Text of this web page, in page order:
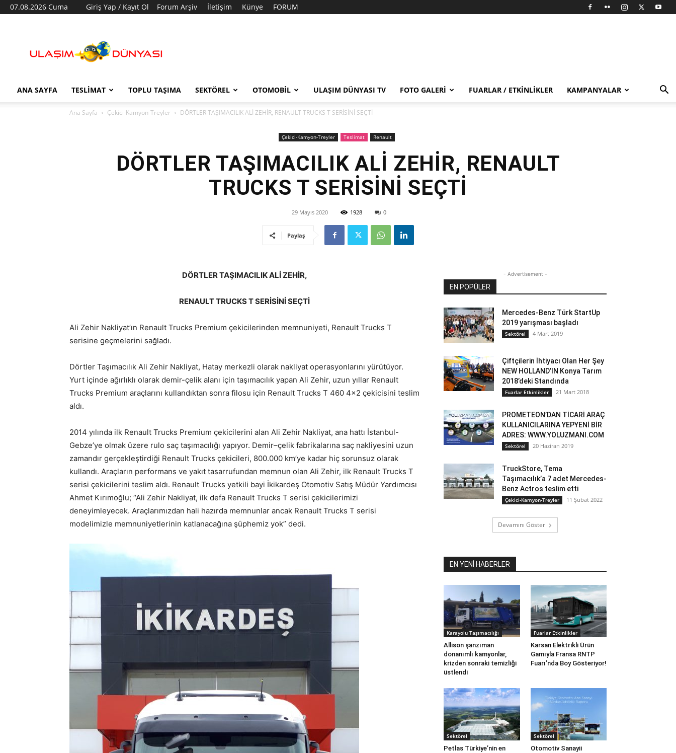
07.08.2026 Cuma Giriş Yap / Kayıt Ol Forum Arşiv İletişim Künye FORUM
Dünyası
ANA SAYFA TESLIMAT TOPLU TAŞIMA SEKTÖREL OTOMOBIL ULAŞIM DÜNYASI TV FOTO GALERI FUARLAR / ETKINLIKLER KAMPANYALAR
Ana Sayfa Çekici-Kamyon-Treyler DÖRTLER TAŞIMACILIK ALİ ZEHİR, RENAULT TRUCKS T SERİSİNİ SEÇTİ
Çekici-Kamyon-Treyler Teslimat Renault
DÖRTLER TAŞIMACILIK ALİ ZEHİR, RENAULT
TRUCKS T SERİSİNİ SEÇTİ
29 Mayıs 2020 1928 0
Paylaş
DÖRTLER TAŞIMACILIK ALİ ZEHİR,
RENAULT TRUCKS T SERİSİNİ SEÇTİ
Ali Zehir Nakliyat’ın Renault Trucks Premium çekicilerinden memnuniyeti, Renault Trucks T
serisine geçmelerini sağladı.
Dörtler Taşımacılık Ali Zehir Nakliyat, Hatay merkezli olarak nakliyat operasyonlarını yürütüyor.
Yurt içinde ağırlıklı olarak demir-çelik alanı için taşımacılık yapan Ali Zehir, uzun yıllar Renault
Trucks Premium araçlarını kullandıktan sonra filosu için Renault Trucks T 460 4×2 çekicisini teslim
aldı.
2014 yılında ilk Renault Trucks Premium çekicilerini alan Ali Zehir Nakliyat, ana hattı İstanbul-
Gebze’ye olmak üzere rulo saç taşımacılığı yapıyor. Demir–çelik fabrikalarına saç nakliyesini uzun
zamandır gerçekleştirdiği Renault Trucks çekicileri, 800.000 km’ye kadar hiç sorunsuz olarak
kullandı. Araçların performans ve yakıt tasarrufundan memnun olan Ali Zehir, ilk Renault Trucks T
serisi çekicilerini teslim aldı. Renault Trucks yetkili bayi İkikardeş Otomotiv Satış Müdür Yardımcısı
Ahmet Kırımoğlu; “Ali Zehir Nakliyat, ilk defa Renault Trucks T serisi çekicilerimizi
deneyimleyecek. Araçlarımızdan hali hazırda memnunlar ancak Renault Trucks T serisi
modelimizle memnuniyetlerinin katlanacağına şüphemiz yok” dedi.
- Advertisement -
EN POPÜLER
Mercedes-Benz Türk StartUp
2019 yarışması başladı
Sektörel 4 Mart 2019
Çiftçilerin İhtiyacı Olan Her Şey
NEW HOLLAND’IN Konya Tarım
2018’deki Standında
Fuarlar Etkinlikler 21 Mart 2018
PROMETEON’DAN TİCARİ ARAÇ
KULLANICILARINA YEPYENİ BİR
ADRES: WWW.YOLUZMANI.COM
Sektörel 20 Haziran 2019
TruckStore, Tema
Taşımacılık’a 7 adet Mercedes-
Benz Actros teslim etti
Çekici-Kamyon-Treyler 11 Şubat 2022
Devamını Göster
EN YENİ HABERLER
Karayolu Taşımacılığı
Allison şanzıman
donanımlı kamyonlar,
krizden sonraki temizliği
üstlendi
Fuarlar Etkinlikler
Karsan Elektrikli Ürün
Gamıyla Fransa RNTP
Fuarı’nda Boy Gösteriyor!
Sektörel
Petlas Türkiye’nin en
Sektörel
Otomotiv Sanayii